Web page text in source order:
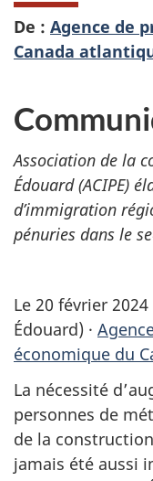
De : Agence de
Canada
Association de la
Édouard (ACIPE)
d’immigration
pénuries dans le
Le 20 février
Édouard) ·
économique du
La nécessité
personnes de
de la
jamais été aussi